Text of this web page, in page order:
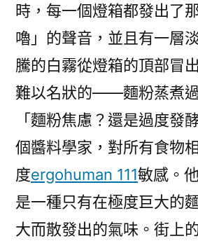
時，每一個燈箱都發出了
嚕」的聲音，並且有一層
騰的白霧從燈箱的頂部冒
難以名狀的——麵粉蒸煮過
「麵粉焦慮？還是過度發
個醬料學家，對所有食物
度ergohuman 111敏感。
是一種只有在極度巨大的
大而散發出的氣味。街上